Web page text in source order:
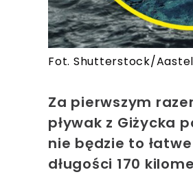
Fot. Shutterstock/
Za pierwszym
pływak z Giżycka
nie będzie to
długości 170